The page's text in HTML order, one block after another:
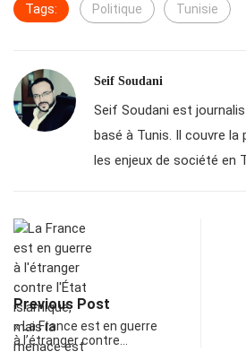
Tags: Politique Tunisie
Seif Soudani
Seif Soudani est
basé à Tunis. Il couvre la
les enjeux de société en
Previous Post
« La France est en guerre
à l’étranger contre…